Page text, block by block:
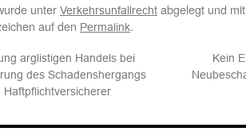
unter Verkehrsunfallrecht abgelegt und
auf den Permalink.
arglistigen Handels bei
des Schadenshergangs
Kein